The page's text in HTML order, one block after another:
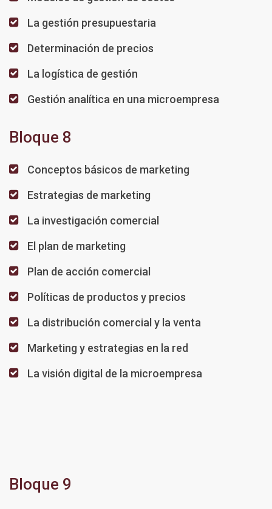
La gestión presupuestaria
Determinación de precios
La logística de gestión
Gestión analítica en una microempresa
Bloque 8
Conceptos básicos de marketing
Estrategias de marketing
La investigación comercial
El plan de marketing
Plan de acción comercial
Políticas de productos y precios
La distribución comercial y la venta
Marketing y estrategias en la red
La visión digital de la microempresa
Bloque 9